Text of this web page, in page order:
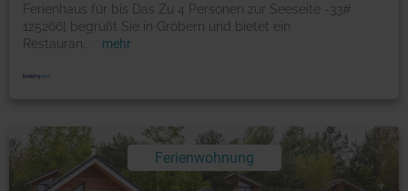
Ferienhaus für bis Das Zu 4 Personen zur Seeseite -33#
125266] begrüßt Sie in Gröbern und bietet ein
Restauran
mehr
Ferienwohnung